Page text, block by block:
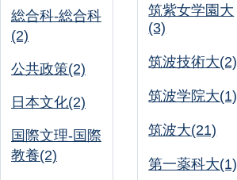
総合科-総合科
(2)
公共政策(2)
日本文化(2)
国際文理-国際
教養(2)
筑紫女学園大
(3)
筑波技術大(2)
筑波学院大(1)
筑波大(21)
第一薬科大(1)